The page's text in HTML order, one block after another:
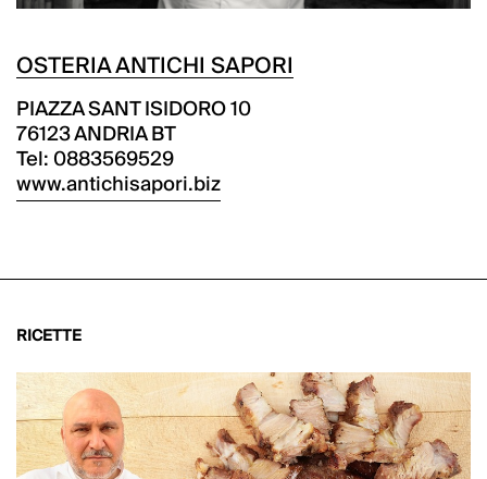
OSTERIA ANTICHI SAPORI
PIAZZA SANT ISIDORO 10
76123 ANDRIA BT
Tel: 0883569529
www.antichisapori.biz
RICETTE